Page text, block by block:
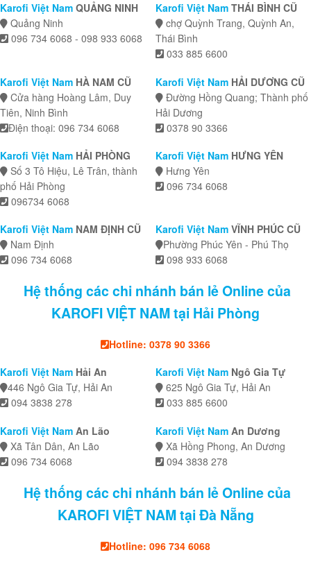
Karofi Việt Nam QUẢNG NINH
Quảng Ninh
096 734 6068 - 098 933 6068
Karofi Việt Nam THÁI BÌNH CŨ
chợ Quỳnh Trang, Quỳnh An,
Thái Bình
033 885 6600
Karofi Việt Nam HÀ NAM CŨ
Cửa hàng Hoàng Lâm, Duy
Tiên, Ninh Bình
Điện thoại: 096 734 6068
Karofi Việt Nam HẢI DƯƠNG CŨ
Đường Hồng Quang; Thành phố
Hải Dương
0378 90 3366
Karofi Việt Nam HẢI PHÒNG
Số 3 Tô Hiệu, Lê Trân, thành
phố Hải Phòng
096734 6068
Karofi Việt Nam HƯNG YÊN
Hưng Yên
096 734 6068
Karofi Việt Nam NAM ĐỊNH CŨ
Nam Định
096 734 6068
Karofi Việt Nam VĨNH PHÚC CŨ
Phường Phúc Yên - Phú Thọ
098 933 6068
Hệ thống các chi nhánh bán lẻ Online của
KAROFI VIỆT NAM tại Hải Phòng
Hotline: 0378 90 3366
Karofi Việt Nam Hải An
446 Ngô Gia Tự, Hải An
094 3838 278
Karofi Việt Nam Ngô Gia Tự
625 Ngô Gia Tự, Hải An
033 885 6600
Karofi Việt Nam An Lão
Xã Tân Dân, An Lão
096 734 6068
Karofi Việt Nam An Dương
Xã Hồng Phong, An Dương
094 3838 278
Hệ thống các chi nhánh bán lẻ Online của
KAROFI VIỆT NAM tại Đà Nẵng
Hotline: 096 734 6068